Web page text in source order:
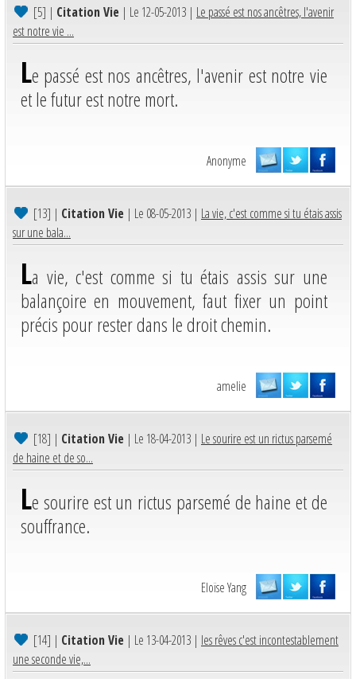
[5] | Citation Vie | Le 12-05-2013 | Le passé est nos ancêtres, l'avenir
est notre vie ...
Le passé est nos ancêtres, l'avenir est notre vie
et le futur est notre mort.
Anonyme
[13] | Citation Vie | Le 08-05-2013 | La vie, c'est comme si tu étais assis
sur une bala...
La vie, c'est comme si tu étais assis sur une
balançoire en mouvement, faut fixer un point
précis pour rester dans le droit chemin.
amelie
[18] | Citation Vie | Le 18-04-2013 | Le sourire est un rictus parsemé
de haine et de so...
Le sourire est un rictus parsemé de haine et de
souffrance.
Eloïse Yang
[14] | Citation Vie | Le 13-04-2013 | les rêves c'est incontestablement
une seconde vie,...